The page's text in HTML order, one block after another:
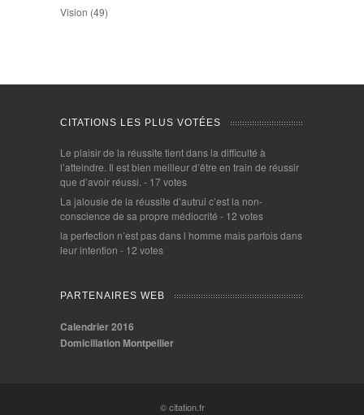
Vision (49)
CITATIONS LES PLUS VOTÉES
Le plaisir de la réussite tient dans la difficulté à
l’atteindre. Il est bien meilleur d’être en train de réussir
que d’avoir réussi. - 17 votes
La jalousie de la réussite d’autrui c’est la non-
conscience de sa propre médiocrité - 12 votes
la perfection n’est pas dans l homme mais parfois dans
leur intention - 12 votes
PARTENAIRES WEB
Calendrier 2016
Domiciliation Montpellier
© citation.fr